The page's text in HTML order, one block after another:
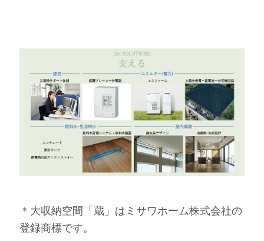
＊大収納空間「蔵」はミサワホーム株式会社の
登録商標です。